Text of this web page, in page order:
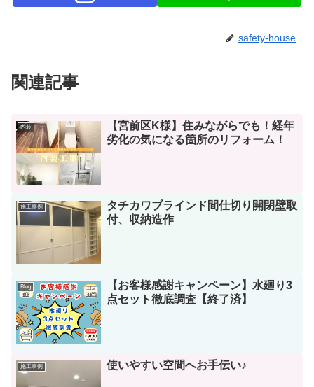
safety-house
関連記事
内装
【宮前区K様】住みながらでも！経年
劣化の気になる箇所のリフォーム！
施工事例
タチカワブラインド間仕切り開閉壁取
付、収納造作
Blog
【お客様感謝キャンペーン】水廻り3
点セット徹底調査【終了済】
施工事例 使いやすい空間へお手伝い♪